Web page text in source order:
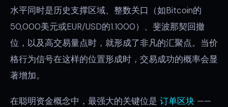
水平同时是历史支撑区域、整数关口（如Bitcoin的
50,000美元或EUR/USD的1.1000）、斐波那契回撤
位，以及高交易量点时，就形成了非凡的汇聚点。当价
格行为信号在这样的位置形成时，交易成功的概率会显
著增加。
在聪明资金概念中，最强大的关键位是 订单区块 ——